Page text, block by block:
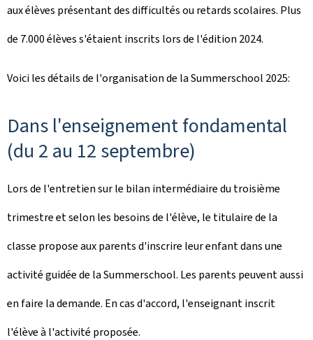
aux élèves présentant des difficultés ou retards scolaires. Plus
de 7.000 élèves s'étaient inscrits lors de l'édition 2024.
Voici les détails de l'organisation de laSummerschool 2025:
Dans l'enseignement fondamental
(du 2 au 12 septembre)
Lors de l'entretien sur le bilan intermédiaire du troisième
trimestre et selon les besoins de l'élève, le titulaire de la
classe propose aux parents d'inscrire leur enfant dans une
activité guidée de laSummerschool. Les parents peuvent aussi
en faire la demande. En cas d'accord, l'enseignant inscrit
l'élève à l'activité proposée.